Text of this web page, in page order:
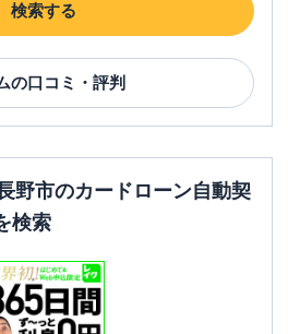
検索する
の口コミ・評判
野市のカードローン自動契
検索